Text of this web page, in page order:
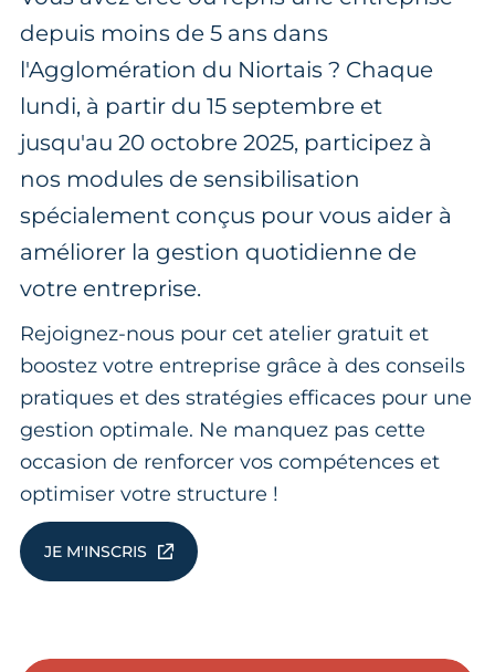
depuis moins de 5 ans dans
l'Agglomération du Niortais ? Chaque
lundi, à partir du 15 septembre et
jusqu'au 20 octobre 2025, participez à
nos modules de sensibilisation
spécialement conçus pour vous aider à
améliorer la gestion quotidienne de
votre entreprise.
Rejoignez-nous pour cet atelier gratuit et
boostez votre entreprise grâce à des conseils
pratiques et des stratégies efficaces pour une
gestion optimale. Ne manquez pas cette
occasion de renforcer vos compétences et
optimiser votre structure !
JE M'INSCRIS